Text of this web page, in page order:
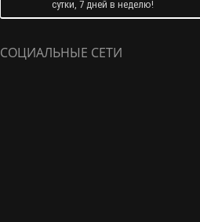
сутки, 7 дней в неделю!
СОЦИАЛЬНЫЕ СЕТИ